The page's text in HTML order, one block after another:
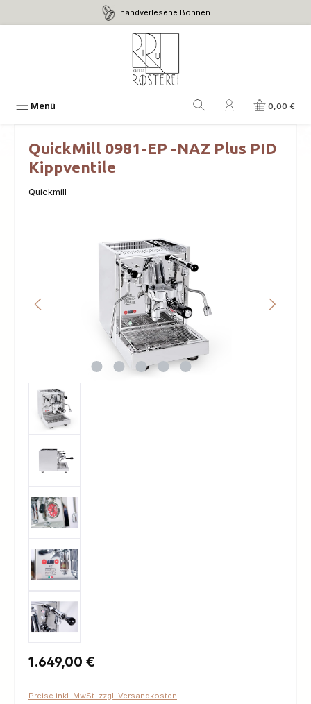
Zum Hauptinhalt springen handverlesene Bohnen
Menü 0,00 €
QuickMill 0981-EP -NAZ Plus PID
Kippventile
Quickmill
Regulärer Preis:
1.649,00 €
Preise inkl. MwSt. zzgl. Versandkosten